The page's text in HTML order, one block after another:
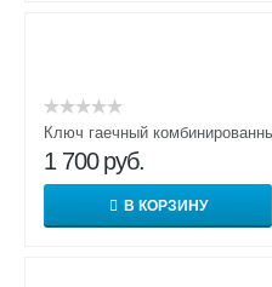
Ключ гаечный
1 700 руб.
В КОРЗИНУ